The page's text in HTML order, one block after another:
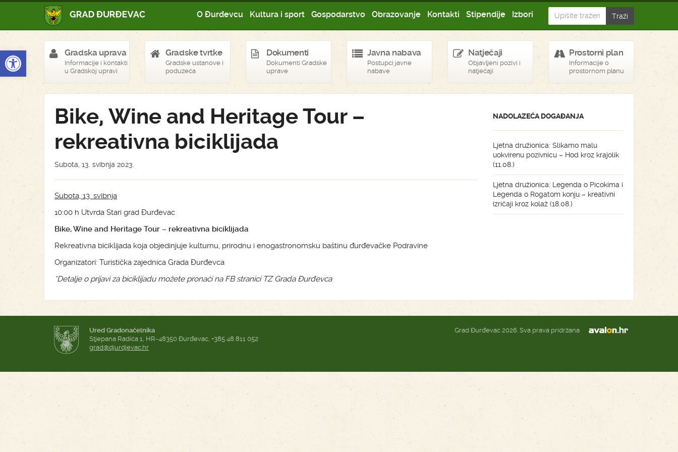
Open toolbar
O Đurđevcu Kultura i sport Gospodarstvo Obrazovanje Kontakti Stipendije Izbori
Gradska uprava
Informacije i kontakti
u Gradskoj upravi
Gradske tvrtke
Gradske ustanove i
poduzeća
Dokumenti
Dokumenti Gradske
uprave
Javna nabava
Postupci javne
nabave
Natječaji
Objavljeni pozivi i
natječaji
Prostorni plan
Informacije o
prostornom planu
Bike, Wine and Heritage Tour –
rekreativna biciklijada
Subota, 13. svibnja 2023.
Subota, 13. svibnja
10:00 h Utvrda Stari grad Đurđevac
Bike, Wine and Heritage Tour – rekreativna biciklijada
Rekreativna biciklijada koja objedinjuje kulturnu, prirodnu i enogastronomsku baštinu đurđevačke Podravine
Organizatori: Turistička zajednica Grada Đurđevca
*Detalje o prijavi za biciklijadu možete pronaći na FB stranici TZ Grada Đurđevca
NADOLAZEĆA DOGAĐANJA
Ljetna družionica: Slikamo malu
uokvirenu pozivnicu – Hod kroz krajolik
(11.08.)
Ljetna družionica: Legenda o Picokima i
Legenda o Rogatom konju – kreativni
izričaji kroz kolaž (18.08.)
Ured Gradonačelnika
Stjepana Radića 1, HR-48350 Đurđevac, +385 48 811 052
grad@djurdjevac.hr
Grad Đurđevac 2026. Sva prava pridržana